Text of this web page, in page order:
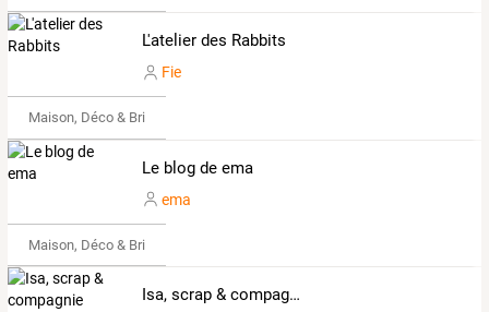
L'atelier des Rabbits
Fie
Maison, Déco & Bricolage
Le blog de ema
ema
Maison, Déco & Bricolage
Isa, scrap & compagnie